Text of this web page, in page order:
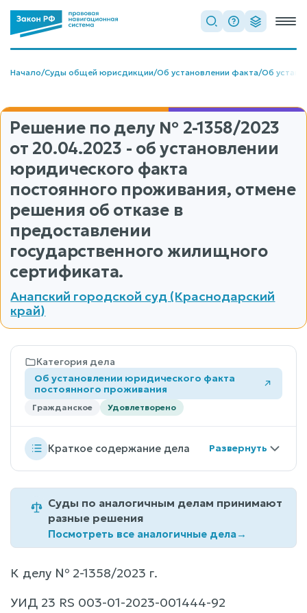
Начало/Суды общей юрисдикции/Об установлении факта/Об
Решение по делу № 2-1358/2023
от 20.04.2023 - об установлении
юридического факта
постоянного проживания, отмене
решения об отказе в
предоставлении
государственного жилищного
сертификата.
Анапский городской суд (Краснодарский
край)
Категория дела
Об установлении юридического факта
постоянного проживания
Гражданское Удовлетворено
Краткое содержание дела
Суды по аналогичным делам принимают
разные решения
Посмотреть все аналогичные дела→
К делу № 2-1358/2023 г.
УИД 23 RS 003-01-2023-001444-92